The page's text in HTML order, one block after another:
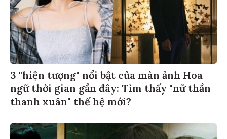
3 "hiện tượng" nổi bật của màn ảnh Hoa
ngữ thời gian gần đây: Tìm thấy "nữ thần
thanh xuân" thế hệ mới?